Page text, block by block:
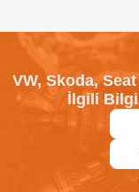
VW, Skoda,
İlgili